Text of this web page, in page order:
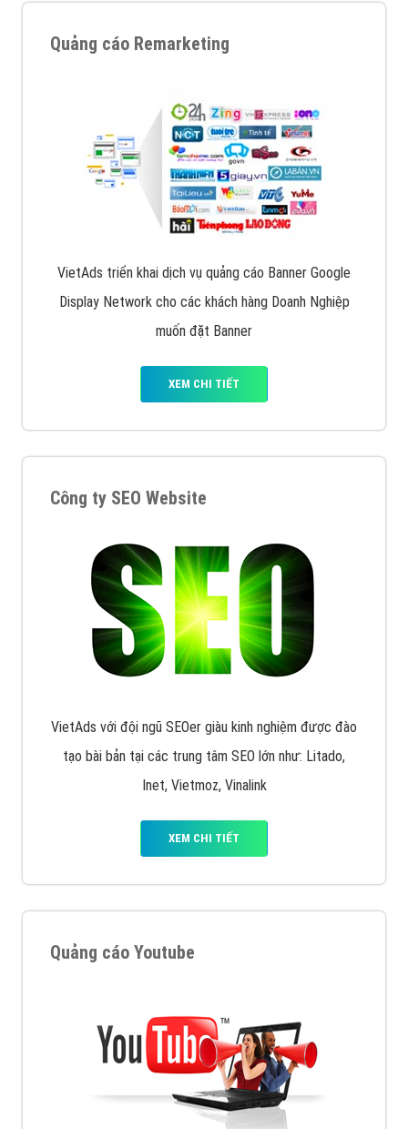
Quảng cáo Remarketing
VietAds triển khai dịch vụ quảng cáo Banner Google
Display Network cho các khách hàng Doanh Nghiệp
muốn đặt Banner
XEM CHI TIẾT
Công ty SEO Website
VietAds với đội ngũ SEOer giàu kinh nghiệm được đào
tạo bài bản tại các trung tâm SEO lớn như: Litado,
Inet, Vietmoz, Vinalink
XEM CHI TIẾT
Quảng cáo Youtube